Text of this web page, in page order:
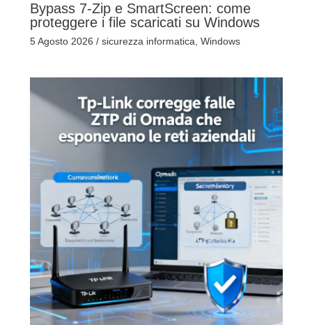
Bypass 7-Zip e SmartScreen: come
proteggere i file scaricati su Windows
5 Agosto 2026 / sicurezza informatica Windows